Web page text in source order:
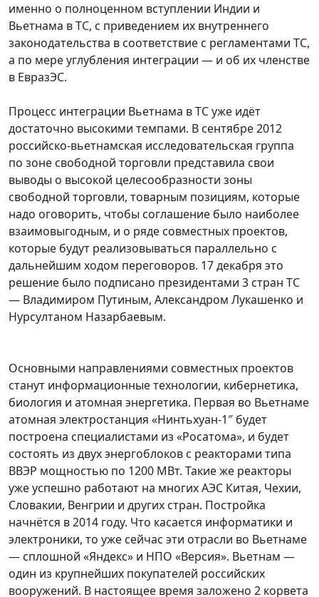
именно о полноценном вступлении Индии и
Вьетнама в ТС, с приведением их внутреннего
законодательства в соответствие с регламентами ТС,
а по мере углубления интеграции — и об их членстве
в ЕвразЭС.
Процесс интеграции Вьетнама в ТС уже идёт
достаточно высокими темпами. В сентябре 2012
российско-вьетнамская исследовательская группа
по зоне свободной торговли представила свои
выводы о высокой целесообразности зоны
свободной торговли, товарным позициям, которые
надо оговорить, чтобы соглашение было наиболее
взаимовыгодным, и о ряде совместных проектов,
которые будут реализовываться параллельно с
дальнейшим ходом переговоров. 17 декабря это
решение было подписано президентами 3 стран ТС
— Владимиром Путиным, Александром Лукашенко и
Нурсултаном Назарбаевым.
Основными направлениями совместных проектов
станут информационные технологии, кибернетика,
биология и атомная энергетика. Первая во Вьетнаме
атомная электростанция «Нинтьхуан-1″ будет
построена специалистами из «Росатома», и будет
состоять из двух энергоблоков с реакторами типа
ВВЭР мощностью по 1200 МВт. Такие же реакторы
уже успешно работают на многих АЭС Китая, Чехии,
Словакии, Венгрии и других стран. Постройка
начнётся в 2014 году. Что касается информатики и
электроники, то уже сейчас эти отрасли во Вьетнаме
— сплошной «Яндекс» и НПО «Версия». Вьетнам —
один из крупнейших покупателей российских
вооружений. В настоящее время заложено 2 корвета